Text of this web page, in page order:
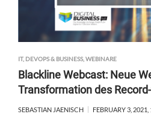
IT, DEVOPS & BUSINESS, WEBINARE
Blackline Webcast: Neue
Transformation des
SEBASTIAN JAENISCH FEBRUARY 3,